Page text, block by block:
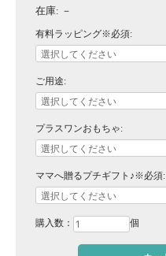
在庫: －
有料ラッピング※必須:
ご用途:
プラスワンおもちゃ:
ママへ贈るプチギフト♪※必須:
購入数： 個